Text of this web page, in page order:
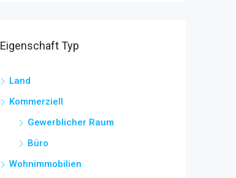
Eigenschaft Typ
Land
Kommerziell
Gewerblicher Raum
Büro
Wohnimmobilien